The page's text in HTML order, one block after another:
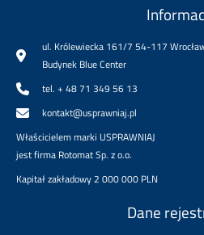
ul. Królewiecka 161/7 54-117
Budynek Blue Center
tel. + 48 71 349 56 13
kontakt@usprawniaj.pl
Właścicielem marki USPRAWNIAJ
jest firma Rotomat Sp. z o.o.
Kapitał zakładowy 2 000 000 PLN
Dane